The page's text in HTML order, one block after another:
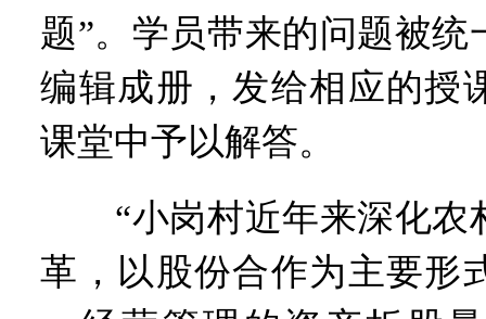
题”。学员带来的问题被统
编辑成册，发给相应的授
课堂中予以解答。
“小岗村近年来深化农
革，以股份合作为主要形